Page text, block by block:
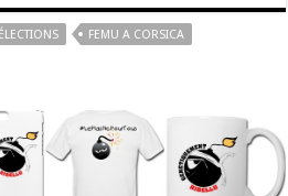
ÉLECTIONS
FEMU A CORSICA